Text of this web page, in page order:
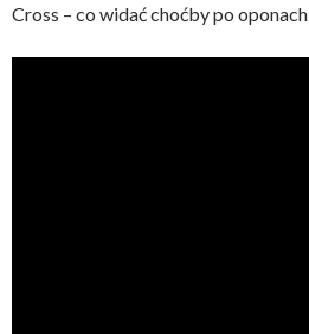
Cross – co widać choćby po oponach